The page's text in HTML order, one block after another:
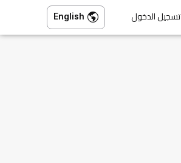
تسجيل الدخول English